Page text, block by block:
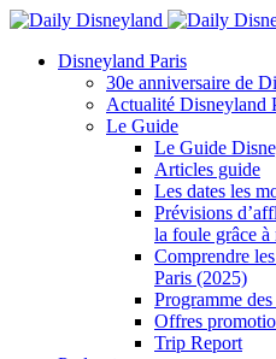
Disneyland Paris
30e anniversaire de
Actualité Disneyland
Le Guide
Le Guide
Articles guide
Les dates les
Prévisions
la foule grâce
Comprendre
Paris (2025)
Programme des
Offres
Trip Report